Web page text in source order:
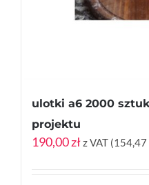
ulotki a6 2000
projektu
190,00złz VAT (154,47